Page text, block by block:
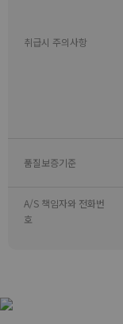
취급시 주의사항
품질보증기준
A/S 책임자와 전화번
호